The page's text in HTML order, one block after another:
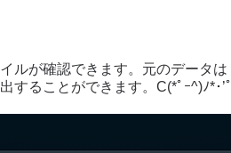
ルが確認できます。元のデータは
することができます。C(*ﾟｰ^)ﾉ*･’ﾟ